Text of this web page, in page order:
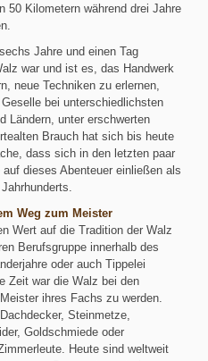
50 Kilometern während drei Jahre
Jahre und einen Tag
war und ist es, das Handwerk
neue Techniken zu erlernen,
bei unterschiedlichsten
Ländern, unter erschwerten
Brauch hat sich bis heute
dass sich in den letzten paar
dieses Abenteuer einließen als
Weg zum Meister
Wert auf die Tradition der Walz
Berufsgruppe innerhalb des
oder auch Tippelei
Zeit war die Walz bei den
ihres Fachs zu werden.
Steinmetze,
Goldschmiede oder
Heute sind weltweit